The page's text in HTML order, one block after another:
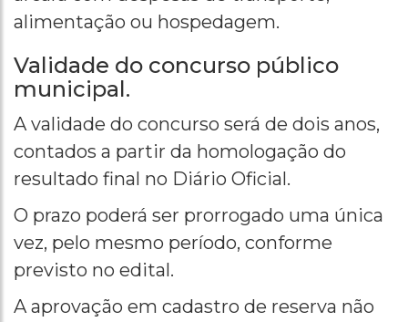
alimentação ou hospedagem.
Validade do concurso público
municipal.
A validade do concurso será de dois anos,
contados a partir da homologação do
resultado final no Diário Oficial.
O prazo poderá ser prorrogado uma única
vez, pelo mesmo período, conforme
previsto no edital.
A aprovação em cadastro de reserva não